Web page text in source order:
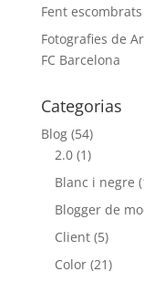
Fent
Fotografies de
FC Barcelona
Categorias
Blog(54)
2.0(1)
Blanc i negre
Blogger de
Client(5)
Color(21)